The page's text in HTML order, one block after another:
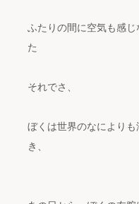
ふたりの間に空気も感
た
それでさ、
ぼくは世界のなにより
き、